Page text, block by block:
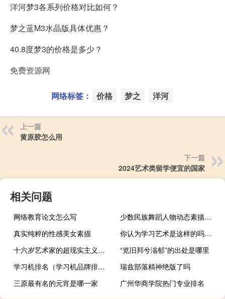
洋河梦3各系列价格对比如何？
梦之蓝M3水晶版具体优惠？
40.8度梦3的价格是多少？
免费资源网
网络标签： 价格 梦之 洋河
上一篇
黄原胶怎么用
下一篇
2024艺术类留学便宜的国家
相关问题
网络教育论文怎么写
少数民族舞蹈人物动态素描——中国画大师陈玉先作品素描
真实纯粹的性感美女素描
你认为学习艺术是这样的吗？事实上，是的...
十六岁艺术家的超现实主义铅笔素描肖像
“览旧邦兮滃郁”的出处是哪里
学习机排名（学习机品牌排行榜）
瑞兹部落精神绝版了吗
三原最有名的元宵是哪一家
广州华商学院热门专业排名